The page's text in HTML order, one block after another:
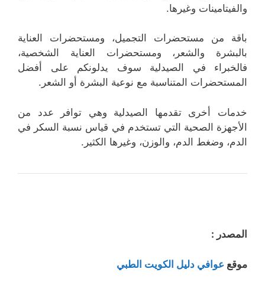
والفيتامينات وغيرها.
باقة من مستحضرات التجميل، ومستحضرات العناية
بالبشرة والشعر، ومستحضرات العناية الشخصية،
فالخبراء في الصيدلية سوف يدلونكم على أفضل
المستحضرات المتناسبة مع نوعية البشرة أو الشعر.
خدمات أخرى تقدمها الصيدلية وهي توافر عدد من
الأجهزة الصحية التي تستخدم في قياس نسبة السكر في
الدم، وضغط الدم، والوزن، وغيرها الكثير.
المصدر :
موقع عوافي دليل الكويت الطبي